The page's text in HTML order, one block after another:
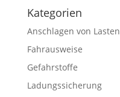
Kategorien
Anschlagen von Lasten
Fahrausweise
Gefahrstoffe
Ladungssicherung